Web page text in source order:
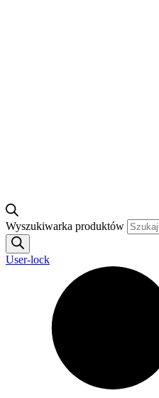
Wyszukiwarka produktów
User-lock